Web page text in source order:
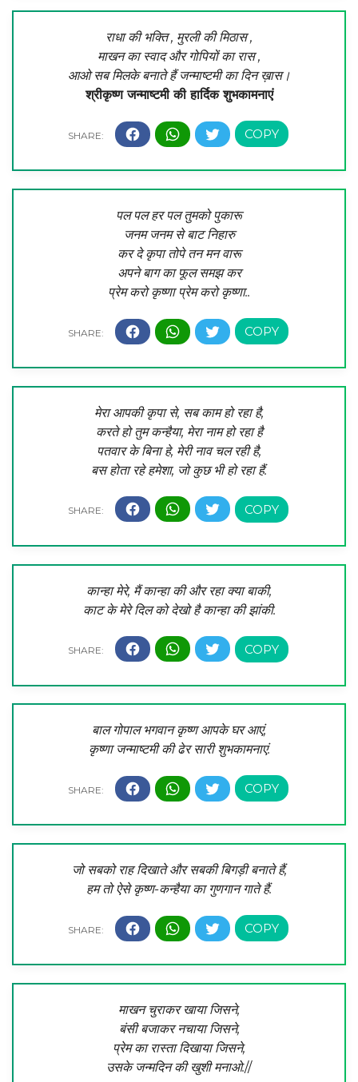
राधा की भक्ति , मुरली की मिठास ,
माखन का स्वाद और गोपियों का रास ,
आओ सब मिलके बनाते हैं जन्माष्टमी का दिन ख़ास।
श्रीकृष्ण जन्‍माष्‍टमी की हार्दिक शुभकामनाएं
पल पल हर पल तुमको पुकारू
जनम जनम से बाट निहारु
कर दे कृपा तोपे तन मन वारू
अपने बाग का फूल समझ कर
प्रेम करो कृष्णा प्रेम करो कृष्णा..
मेरा आपकी कृपा से, सब काम हो रहा है,
करते हो तुम कन्हैया, मेरा नाम हो रहा है
पतवार के बिना हे, मेरी नाव चल रही है,
बस होता रहे हमेशा, जो कुछ भी हो रहा हैं.
कान्हा मेरे, मैं कान्हा की और रहा क्या बाकी,
काट के मेरे दिल को देखो है कान्हा की झांकी.
बाल गोपाल भगवान कृष्ण आपके घर आएं,
कृष्णा जन्माष्टमी की ढेर सारी शुभकामनाएं.
जो सबको राह दिखाते और सबकी बिगड़ी बनाते हैं,
हम तो ऐसे कृष्ण-कन्हैया का गुणगान गाते हैं.
माखन चुराकर खाया जिसने,
बंसी बजाकर नचाया जिसने,
प्रेम का रास्ता दिखाया जिसने,
उसके जन्मदिन की खुशी मनाओ.//